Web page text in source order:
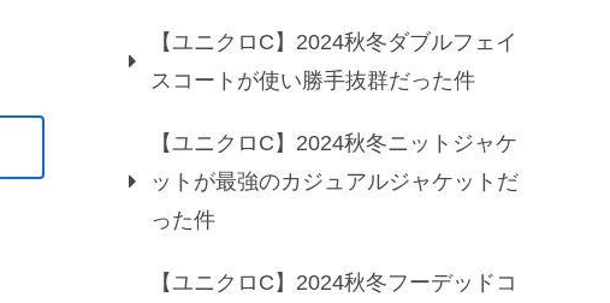
【ユニクロC】2024秋冬ダブルフェイ
スコートが使い勝手抜群だった件
【ユニクロC】2024秋冬ニットジャケ
ットが最強のカジュアルジャケットだ
った件
【ユニクロC】2024秋冬フーデッドコ